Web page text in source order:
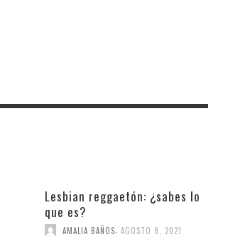
Lesbian reggaetón: ¿sabes lo
que es?
AMALIA BAÑOS AGOSTO 9, 2021